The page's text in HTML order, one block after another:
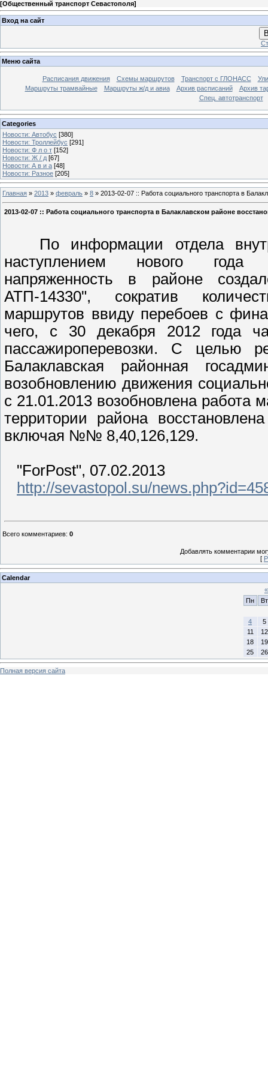
[Общественный транспорт Севастополя]
Вход на сайт
Меню сайта
Расписания движения Схемы маршрутов Транспорт с ГЛОНАСС
Маршруты трамвайные
Маршруты ж/д и авиа Архив расписаний
Архив
Спец. автотранспорт
Categories
Новости: Автобус [380]
Новости: Троллейбус [291]
Новости: Ф л о т [152]
Новости: Ж / д [67]
Новости: А в и а [48]
Новости: Разное [205]
Главная » 2013 » февраль » 8 » 2013-02-07 :: Работа социального транспорта в
2013-02-07 :: Работа социального транспорта в Балаклавском районе
По информации отдела
наступлением нового года
напряженность в районе
АТП-14330", сократив
маршрутов ввиду перебоев с
чего, с 30 декабря 2012 года
пассажироперевозки. С целью
Балаклавская районная
возобновлению движения
с 21.01.2013 возобновлена
территории района
включая №№ 8,40,126,129.
"ForPost", 07.02.2013
http://sevastopol.su/
Всего комментариев: 0
Добавлять комментарии
[
Calendar
«
Пн
Вт
4
5
11
12
18
19
25
26
Полная версия сайта